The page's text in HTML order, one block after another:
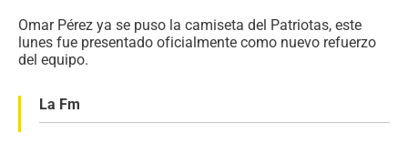
Omar Pérez ya se puso la camiseta del Patriotas, este
lunes fue presentado oficialmente como nuevo refuerzo
del equipo.
La Fm